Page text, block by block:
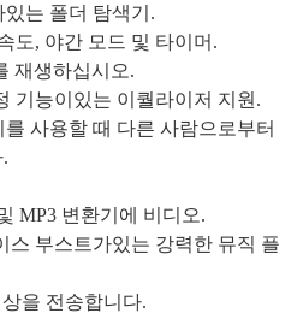
있는 폴더 탐색기.
도, 야간 모드 및 타이머.
재생하십시오.
기능이있는 이퀄라이저 지원.
사용할 때 다른 사람으로부터
MP3 변환기에 비디오.
스 부스트가있는 강력한 뮤직 플
을 전송합니다.